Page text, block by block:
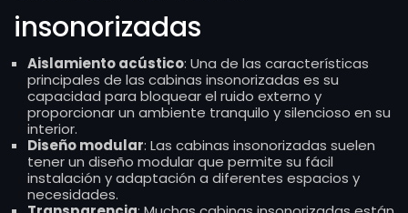
insonorizadas
Aislamiento acústico: Una de las características
principales de las cabinas insonorizadas es su
capacidad para bloquear el ruido externo y
proporcionar un ambiente tranquilo y silencioso en su
interior.
Diseño modular: Las cabinas insonorizadas suelen
tener un diseño modular que permite su fácil
instalación y adaptación a diferentes espacios y
necesidades.